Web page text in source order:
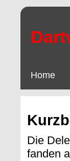
Home
Die
fanden